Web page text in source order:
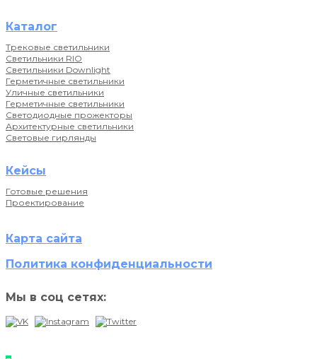
Каталог
Трековые светильники
Светильники RIO
Светильники Downlight
Герметичные светильники
Уличные светильники
Герметичные светильники
Светодиодные прожекторы
Архитектурные светильники
Световые гирлянды
Кейсы
Готовые решения
Проектирование
Карта сайта
Политика конфиденциальности
Мы в соц сетях: